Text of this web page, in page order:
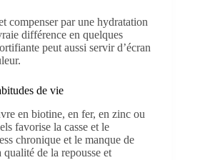
compenser par une hydratation
différence en quelques
peut aussi servir d’écran
de vie
en biotine, en fer, en zinc ou
favorise la casse et le
chronique et le manque de
de la repousse et